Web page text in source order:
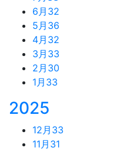
6月 32
5月 36
4月 32
3月 33
2月 30
1月 33
2025
12月 33
11月 31